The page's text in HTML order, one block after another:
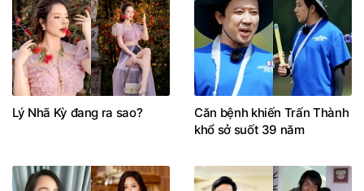
Lý Nhã Kỳ đang ra sao?
Căn bệnh khiến Trấn Thành
khổ sở suốt 39 năm